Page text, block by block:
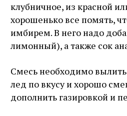
клубничное, из красной
хорошенько все помять,
имбирем. В него надо
лимонный), а также сок
Смесь необходимо
лед по вкусу и хорошо
дополнить газировкой и